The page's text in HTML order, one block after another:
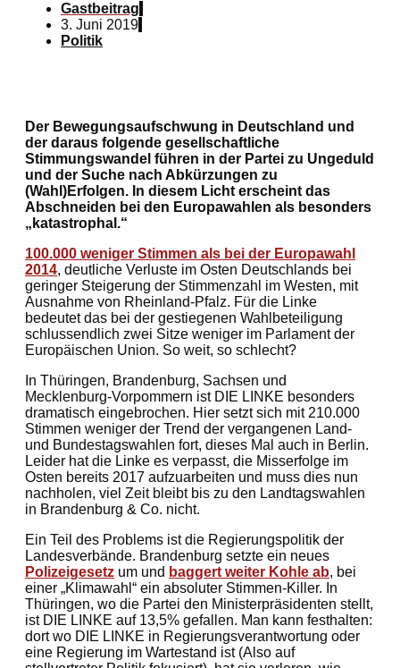
Gastbeitrag
3. Juni 2019
Politik
Der Bewegungsaufschwung in Deutschland und
der daraus folgende gesellschaftliche
Stimmungswandel führen in der Partei zu Ungeduld
und der Suche nach Abkürzungen zu
(Wahl)Erfolgen. In diesem Licht erscheint das
Abschneiden bei den Europawahlen als besonders
„katastrophal.“
100.000 weniger Stimmen als bei der Europawahl
2014, deutliche Verluste im Osten Deutschlands bei
geringer Steigerung der Stimmenzahl im Westen, mit
Ausnahme von Rheinland-Pfalz. Für die Linke
bedeutet das bei der gestiegenen Wahlbeteiligung
schlussendlich zwei Sitze weniger im Parlament der
Europäischen Union. So weit, so schlecht?
In Thüringen, Brandenburg, Sachsen und
Mecklenburg-Vorpommern ist DIE LINKE besonders
dramatisch eingebrochen. Hier setzt sich mit 210.000
Stimmen weniger der Trend der vergangenen Land-
und Bundestagswahlen fort, dieses Mal auch in Berlin.
Leider hat die Linke es verpasst, die Misserfolge im
Osten bereits 2017 aufzuarbeiten und muss dies nun
nachholen, viel Zeit bleibt bis zu den Landtagswahlen
in Brandenburg & Co. nicht.
Ein Teil des Problems ist die Regierungspolitik der
Landesverbände. Brandenburg setzte ein neues
Polizeigesetz um und baggert weiter Kohle ab, bei
einer „Klimawahl“ ein absoluter Stimmen-Killer. In
Thüringen, wo die Partei den Ministerpräsidenten stellt,
ist DIE LINKE auf 13,5% gefallen. Man kann festhalten:
dort wo DIE LINKE in Regierungsverantwortung oder
eine Regierung im Wartestand ist (Also auf